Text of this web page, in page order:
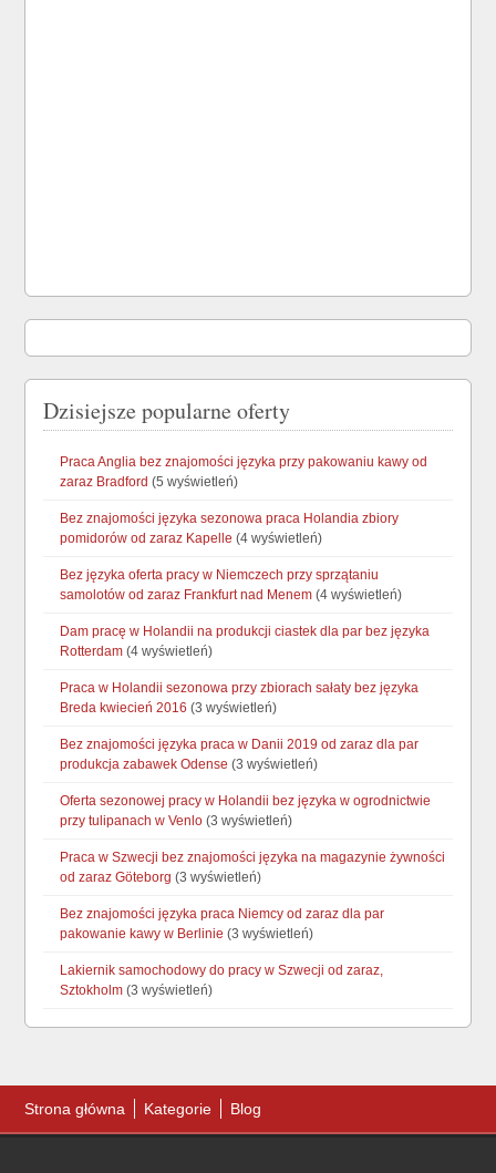
Dzisiejsze popularne oferty
Praca Anglia bez znajomości języka przy pakowaniu kawy od
zaraz Bradford (5 wyświetleń)
Bez znajomości języka sezonowa praca Holandia zbiory
pomidorów od zaraz Kapelle (4 wyświetleń)
Bez języka oferta pracy w Niemczech przy sprzątaniu
samolotów od zaraz Frankfurt nad Menem (4 wyświetleń)
Dam pracę w Holandii na produkcji ciastek dla par bez języka
Rotterdam (4 wyświetleń)
Praca w Holandii sezonowa przy zbiorach sałaty bez języka
Breda kwiecień 2016 (3 wyświetleń)
Bez znajomości języka praca w Danii 2019 od zaraz dla par
produkcja zabawek Odense (3 wyświetleń)
Oferta sezonowej pracy w Holandii bez języka w ogrodnictwie
przy tulipanach w Venlo (3 wyświetleń)
Praca w Szwecji bez znajomości języka na magazynie żywności
od zaraz Göteborg (3 wyświetleń)
Bez znajomości języka praca Niemcy od zaraz dla par
pakowanie kawy w Berlinie (3 wyświetleń)
Lakiernik samochodowy do pracy w Szwecji od zaraz,
Sztokholm (3 wyświetleń)
Strona główna Kategorie Blog